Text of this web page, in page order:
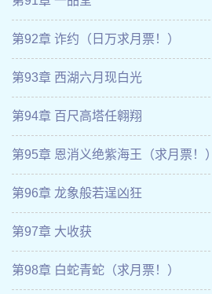
第92章 诈约（日万求月票！）
第93章 西湖六月现白光
第94章 百尺高塔任翱翔
第95章 恩消义绝紫海王（求月票！）
第96章 龙象般若逞凶狂
第97章 大收获
第98章 白蛇青蛇（求月票！）